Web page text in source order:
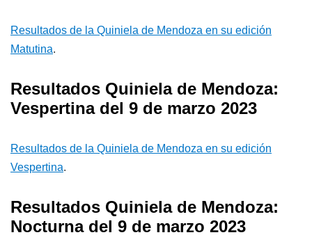
Resultados de la Quiniela de Mendoza en su edición
Matutina.
Resultados Quiniela de Mendoza:
Vespertina del 9 de marzo 2023
Resultados de la Quiniela de Mendoza en su edición
Vespertina.
Resultados Quiniela de Mendoza:
Nocturna del 9 de marzo 2023